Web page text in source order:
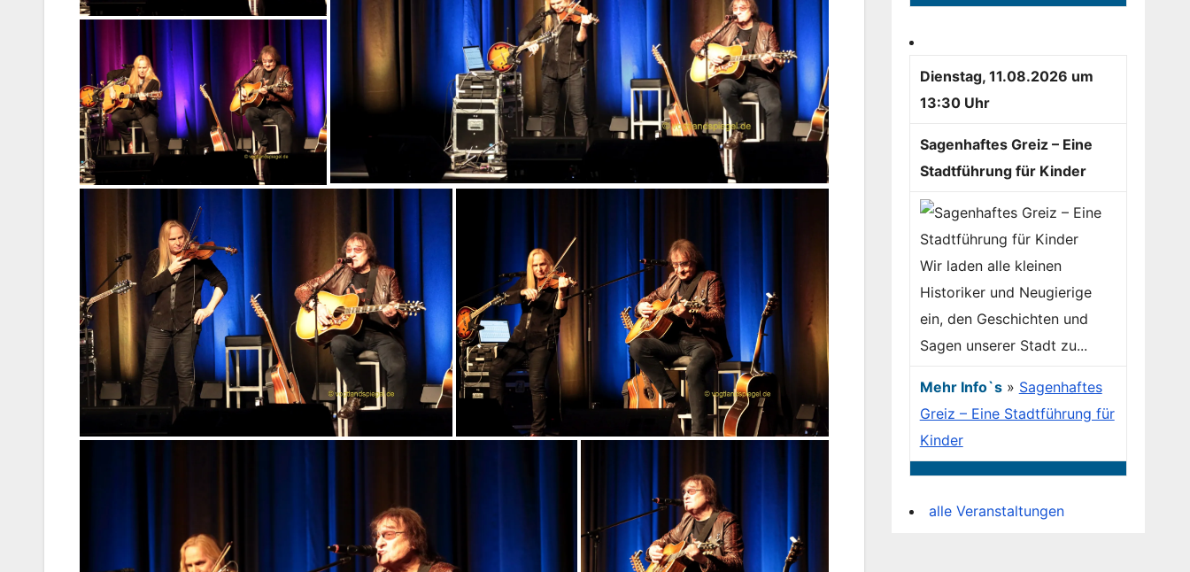
Dienstag, 11.08.2026 um
13:30 Uhr
Sagenhaftes Greiz – Eine
Stadtführung für Kinder
Wir laden alle kleinen
Historiker und Neugierige
ein, den Geschichten und
Sagen unserer Stadt zu...
Mehr Info`s» Sagenhaftes
Greiz – Eine Stadtführung für
Kinder
alle Veranstaltungen